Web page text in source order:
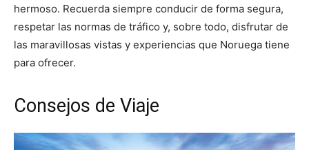
hermoso. Recuerda siempre conducir de forma segura,
respetar las normas de tráfico y, sobre todo, disfrutar de
las maravillosas vistas y experiencias que Noruega tiene
para ofrecer.
Consejos de Viaje